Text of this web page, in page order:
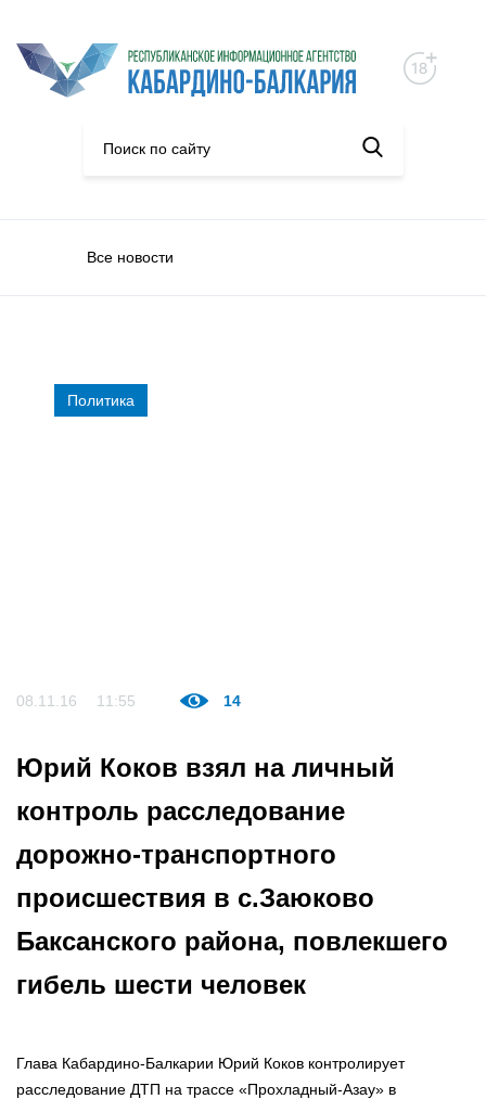
Все новости
Политика
08.11.16 11:55 14
Юрий Коков взял на личный
контроль расследование
дорожно-транспортного
происшествия в с.Заюково
Баксанского района, повлекшего
гибель шести человек
Глава Кабардино-Балкарии Юрий Коков контролирует
расследование ДТП на трассе «Прохладный-Азау» в